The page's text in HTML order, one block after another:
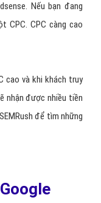
Nếu bạn đang
CPC. CPC càng cao
cao và khi khách truy
nhận được nhiều tiền
để tìm những